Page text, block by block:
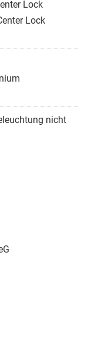
Lock
Lock
nicht